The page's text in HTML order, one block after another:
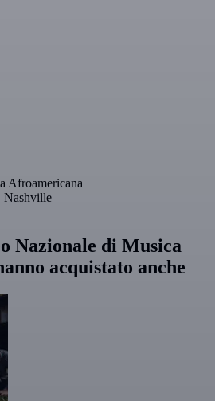
Afroamericana
Nashville
Nazionale di Musica
acquistato anche